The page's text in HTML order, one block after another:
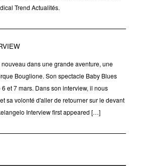
Trend Actualités.
dans une grande aventure, une
Bouglione. Son spectacle Baby Blues
et 7 mars. Dans son interview, il nous
sa volonté d'aller de retourner sur le devant
Interview first appeared […]